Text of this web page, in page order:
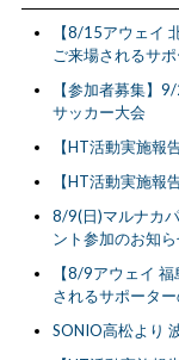
【8/15アウェイ
ご来場されるサ
【参加者募集】
サッカー大会
【HT活動実施報
【HT活動実施
8/9(日)マルナカ
ント参加のお知
【8/9アウェイ
されるサポータ
SONIO高松より